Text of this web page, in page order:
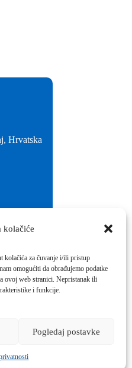
kolačiće
kolačića za čuvanje i/ili pristup
omogućiti da obrađujemo podatke
ovoj web stranici. Nepristanak ili
i funkcije.
Pogledaj postavke
Hrvatska